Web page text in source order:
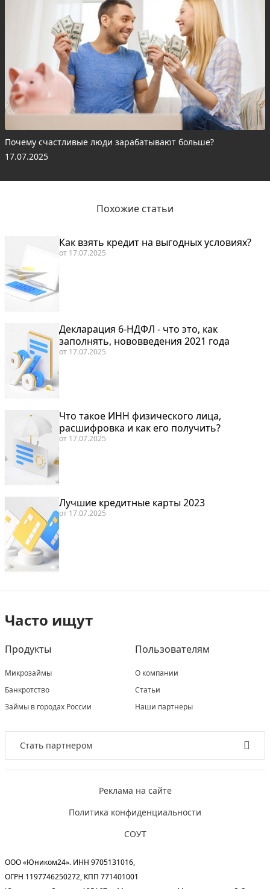
Почему счастливые люди зарабатывают больше?
17.07.2025
Похожие статьи
Как взять кредит на выгодных условиях?
от 17.07.2025
Декларация 6-НДФЛ - что это, как
заполнять, нововведения 2021 года
от 17.07.2025
Что такое ИНН физического лица,
расшифровка и как его получить?
от 17.07.2025
Лучшие кредитные карты 2023
от 17.07.2025
Часто ищут
Продукты
Микрозаймы
Банкротство
Займы в городах России
Пользователям
О компании
Статьи
Наши партнеры
Стать партнером
Реклама на сайте
Политика конфиденциальности
СОУТ
ООО «Юником24». ИНН 9705131016,
ОГРН 1197746250272, КПП 771401001